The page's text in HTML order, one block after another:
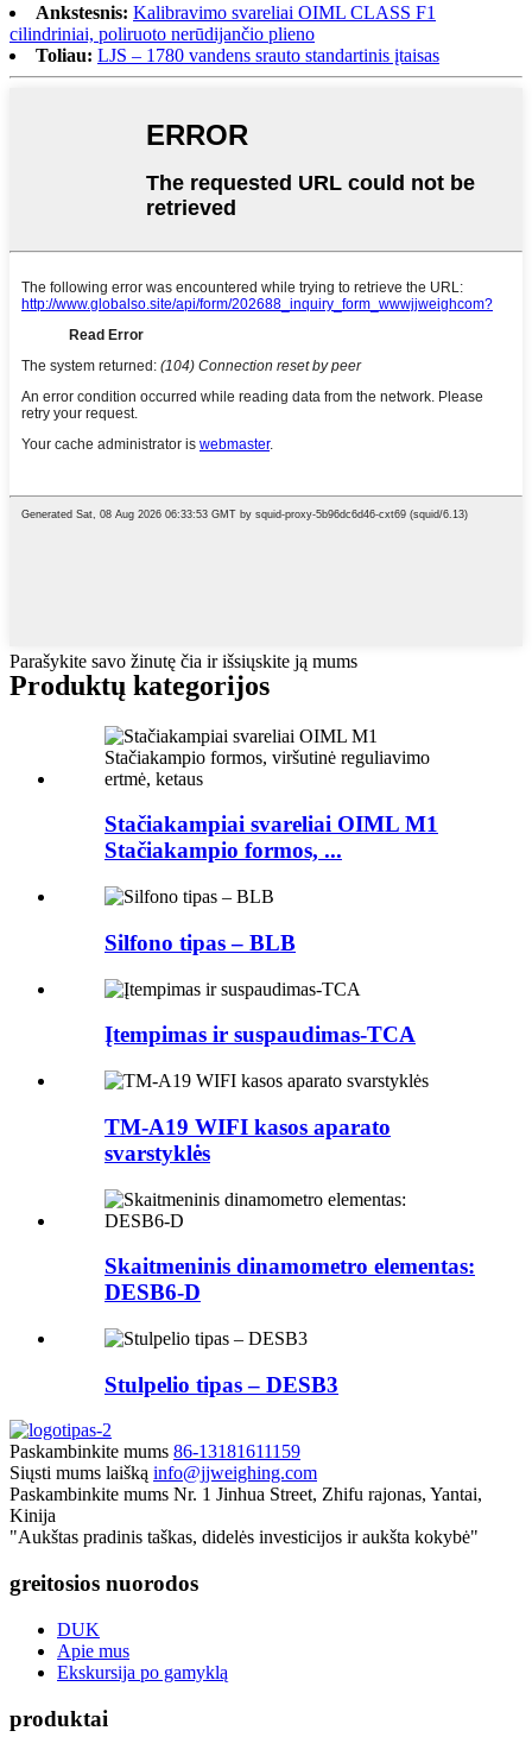
Ankstesnis: Kalibravimo svareliai OIML CLASS F1
cilindriniai, poliruoto nerūdijančio plieno
Toliau: LJS – 1780 vandens srauto standartinis įtaisas
Parašykite savo žinutę čia ir išsiųskite ją mums
Produktų kategorijos
Stačiakampiai svareliai OIML M1
Stačiakampio formos, ...
Silfono tipas – BLB
Įtempimas ir suspaudimas-TCA
TM-A19 WIFI kasos aparato
svarstyklės
Skaitmeninis dinamometro elementas:
DESB6-D
Stulpelio tipas – DESB3
Paskambinkite mums 86-13181611159
Siųsti mums laišką info@jjweighing.com
Paskambinkite mums Nr. 1 Jinhua Street, Zhifu rajonas, Yantai,
Kinija
"Aukštas pradinis taškas, didelės investicijos ir aukšta kokybė"
greitosios nuorodos
DUK
Apie mus
Ekskursija po gamyklą
produktai